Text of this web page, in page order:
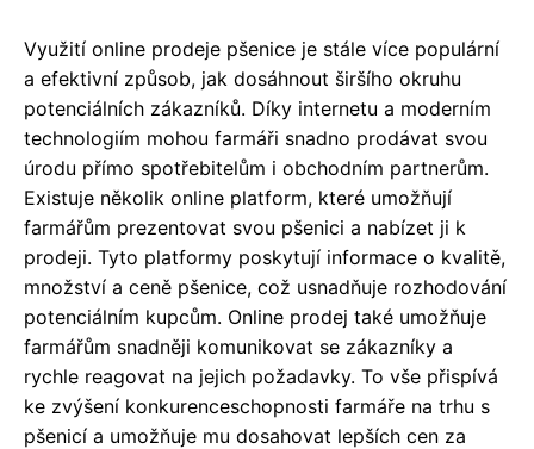
Využití online prodeje pšenice je stále více populární
a efektivní způsob, jak dosáhnout širšího okruhu
potenciálních zákazníků. Díky internetu a moderním
technologiím mohou farmáři snadno prodávat svou
úrodu přímo spotřebitelům i obchodním partnerům.
Existuje několik online platform, které umožňují
farmářům prezentovat svou pšenici a nabízet ji k
prodeji. Tyto platformy poskytují informace o kvalitě,
množství a ceně pšenice, což usnadňuje rozhodování
potenciálním kupcům. Online prodej také umožňuje
farmářům snadněji komunikovat se zákazníky a
rychle reagovat na jejich požadavky. To vše přispívá
ke zvýšení konkurenceschopnosti farmáře na trhu s
pšenicí a umožňuje mu dosahovat lepších cen za